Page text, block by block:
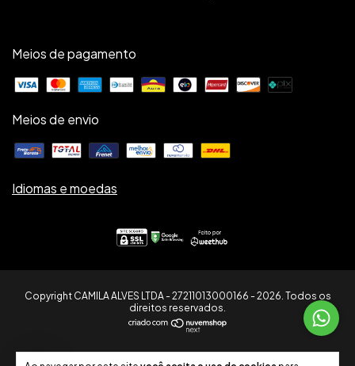
Meios de pagamento
Meios de envio
Idiomas e moedas
Copyright CAMILA ALVES LTDA - 27211013000166 - 2026. Todos os
direitos reservados.